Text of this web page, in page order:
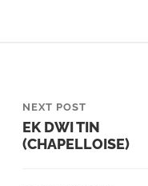
NEXT POST
EK DWI TIN
(CHAPELLOISE)